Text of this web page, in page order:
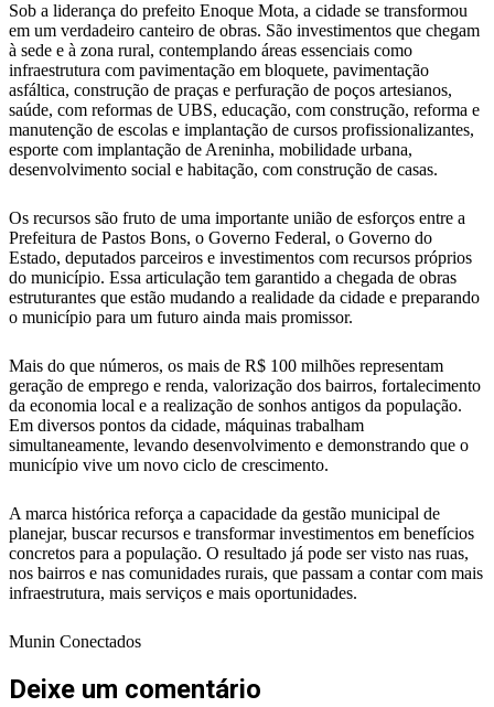
Sob a liderança do prefeito Enoque Mota, a cidade se transformou
em um verdadeiro canteiro de obras. São investimentos que chegam
à sede e à zona rural, contemplando áreas essenciais como
infraestrutura com pavimentação em bloquete, pavimentação
asfáltica, construção de praças e perfuração de poços artesianos,
saúde, com reformas de UBS, educação, com construção, reforma e
manutenção de escolas e implantação de cursos profissionalizantes,
esporte com implantação de Areninha, mobilidade urbana,
desenvolvimento social e habitação, com construção de casas.
Os recursos são fruto de uma importante união de esforços entre a
Prefeitura de Pastos Bons, o Governo Federal, o Governo do
Estado, deputados parceiros e investimentos com recursos próprios
do município. Essa articulação tem garantido a chegada de obras
estruturantes que estão mudando a realidade da cidade e preparando
o município para um futuro ainda mais promissor.
Mais do que números, os mais de R$ 100 milhões representam
geração de emprego e renda, valorização dos bairros, fortalecimento
da economia local e a realização de sonhos antigos da população.
Em diversos pontos da cidade, máquinas trabalham
simultaneamente, levando desenvolvimento e demonstrando que o
município vive um novo ciclo de crescimento.
A marca histórica reforça a capacidade da gestão municipal de
planejar, buscar recursos e transformar investimentos em benefícios
concretos para a população. O resultado já pode ser visto nas ruas,
nos bairros e nas comunidades rurais, que passam a contar com mais
infraestrutura, mais serviços e mais oportunidades.
Munin Conectados
Deixe um comentário